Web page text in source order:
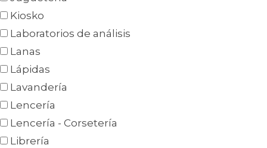
Kiosko
Laboratorios de análisis
Lanas
Lápidas
Lavandería
Lencería
Lencería - Corsetería
Librería